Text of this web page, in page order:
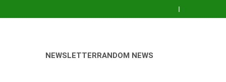
NEWSLETTERRANDOM NEWS